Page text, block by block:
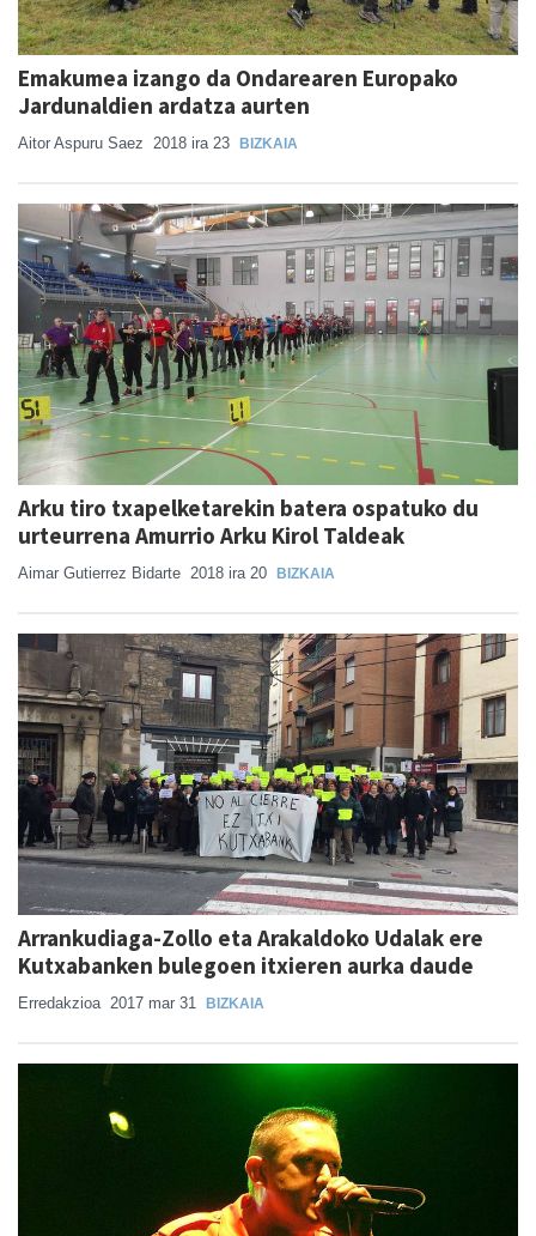
Emakumea izango da Ondarearen Europako
Jardunaldien ardatza aurten
Aitor Aspuru Saez 2018 ira 23 BIZKAIA
Arku tiro txapelketarekin batera ospatuko du
urteurrena Amurrio Arku Kirol Taldeak
Aimar Gutierrez Bidarte 2018 ira 20 BIZKAIA
Arrankudiaga-Zollo eta Arakaldoko Udalak ere
Kutxabanken bulegoen itxieren aurka daude
Erredakzioa 2017 mar 31 BIZKAIA